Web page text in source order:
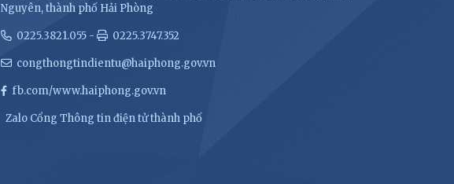
Nguyên, thành phố Hải Phòng
0225.3821.055 - 0225.3747.352
congthongtindientu@haiphong.gov.vn
fb.com/www.haiphong.gov.vn
Zalo Cổng Thông tin điện tử thành phố